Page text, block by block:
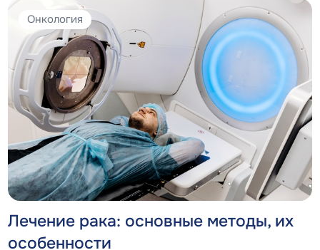
Онкология
Лечение рака: основные методы, их
особенности